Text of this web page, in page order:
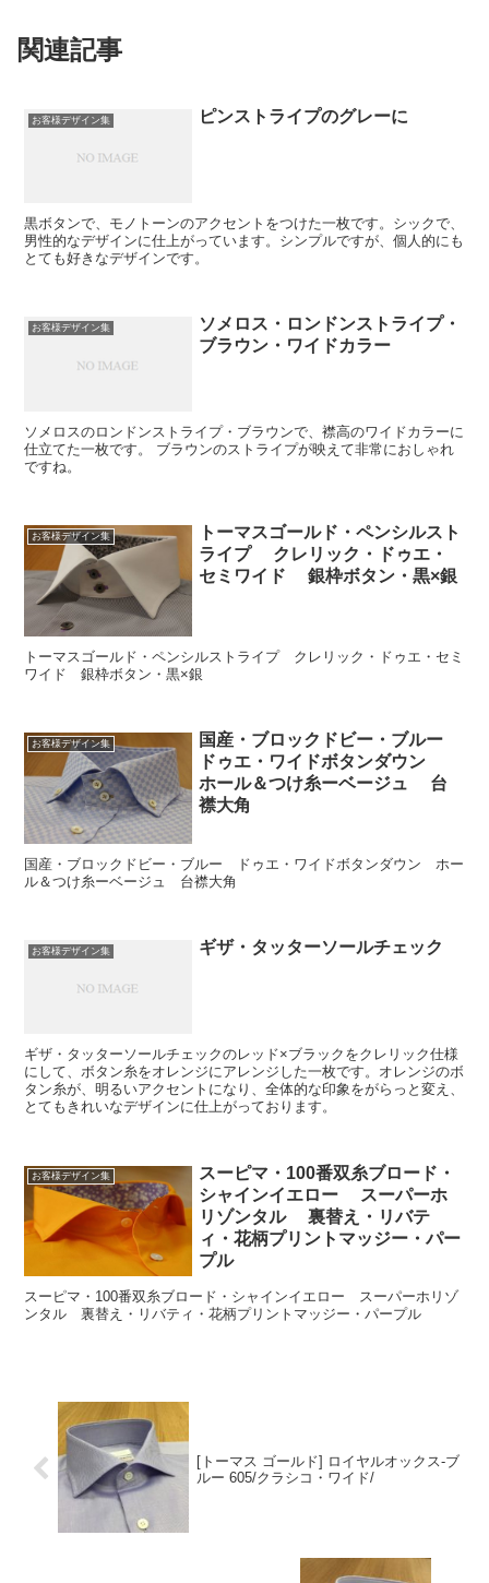
関連記事
お客様デザイン集 ピンストライプのグレーに
黒ボタンで、モノトーンのアクセントをつけた一枚です。シックで、
男性的なデザインに仕上がっています。シンプルですが、個人的にも
とても好きなデザインです。
お客様デザイン集
ソメロス・ロンドンストライプ・
ブラウン・ワイドカラー
ソメロスのロンドンストライプ・ブラウンで、襟高のワイドカラーに
仕立てた一枚です。 ブラウンのストライプが映えて非常におしゃれ
ですね。
お客様デザイン集
トーマスゴールド・ペンシルスト
ライプ クレリック・ドゥエ・
セミワイド 銀枠ボタン・黒×銀
トーマスゴールド・ペンシルストライプ クレリック・ドゥエ・セミ
ワイド 銀枠ボタン・黒×銀
お客様デザイン集
国産・ブロックドビー・ブルー
ドゥエ・ワイドボタンダウン
ホール＆つけ糸ーベージュ 台
襟大角
国産・ブロックドビー・ブルー ドゥエ・ワイドボタンダウン ホー
ル＆つけ糸ーベージュ 台襟大角
お客様デザイン集 ギザ・タッターソールチェック
ギザ・タッターソールチェックのレッド×ブラックをクレリック仕様
にして、ボタン糸をオレンジにアレンジした一枚です。オレンジのボ
タン糸が、明るいアクセントになり、全体的な印象をがらっと変え、
とてもきれいなデザインに仕上がっております。
お客様デザイン集
スーピマ・100番双糸ブロード・
シャインイエロー スーパーホ
リゾンタル 裏替え・リバテ
ィ・花柄プリントマッジー・パー
プル
スーピマ・100番双糸ブロード・シャインイエロー スーパーホリゾ
ンタル 裏替え・リバティ・花柄プリントマッジー・パープル
[トーマス ゴールド] ロイヤルオックス-ブ
ルー 605/クラシコ・ワイド/